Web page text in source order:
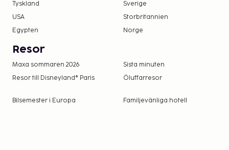
Tyskland
Sverige
USA
Storbritannien
Egypten
Norge
Resor
Maxa sommaren 2026 Sista minuten
Resor till Disneyland® Paris
Öluffarresor
Bilsemester i Europa Familjevänliga hotell